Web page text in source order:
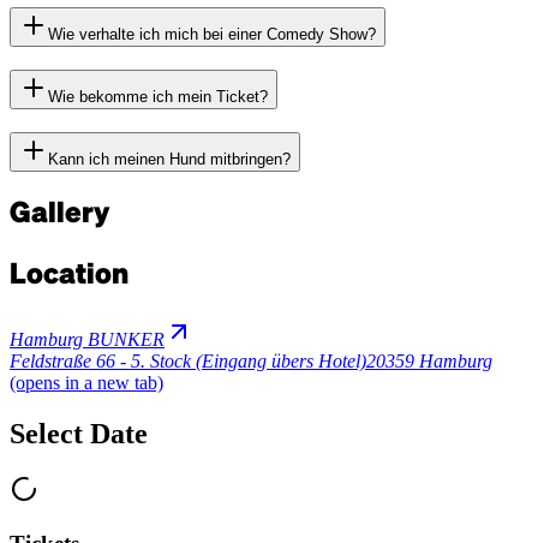
Wie verhalte ich mich bei einer Comedy Show?
Wie bekomme ich mein Ticket?
Kann ich meinen Hund mitbringen?
Gallery
Location
Hamburg BUNKER
Feldstraße 66 - 5. Stock (Eingang übers Hotel)20359 Hamburg
(opens in a new tab)
Select Date